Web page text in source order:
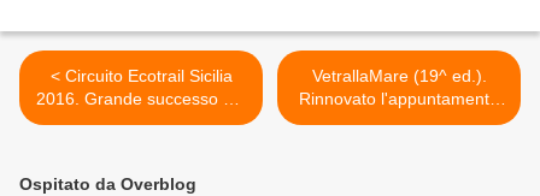
< Circuito Ecotrail Sicilia
2016. Grande successo del
Trail delle Cantine di
VetrallaMare (19^ ed.).
Rinnovato l'appuntamento
con la Vetrallamare
Ospitato da Overblog